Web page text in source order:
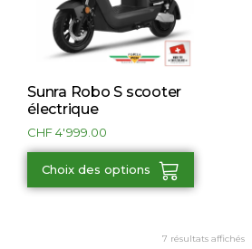
Sunra Robo S scooter
électrique
CHF4'999.00
Choix des options
7 résultats affichés